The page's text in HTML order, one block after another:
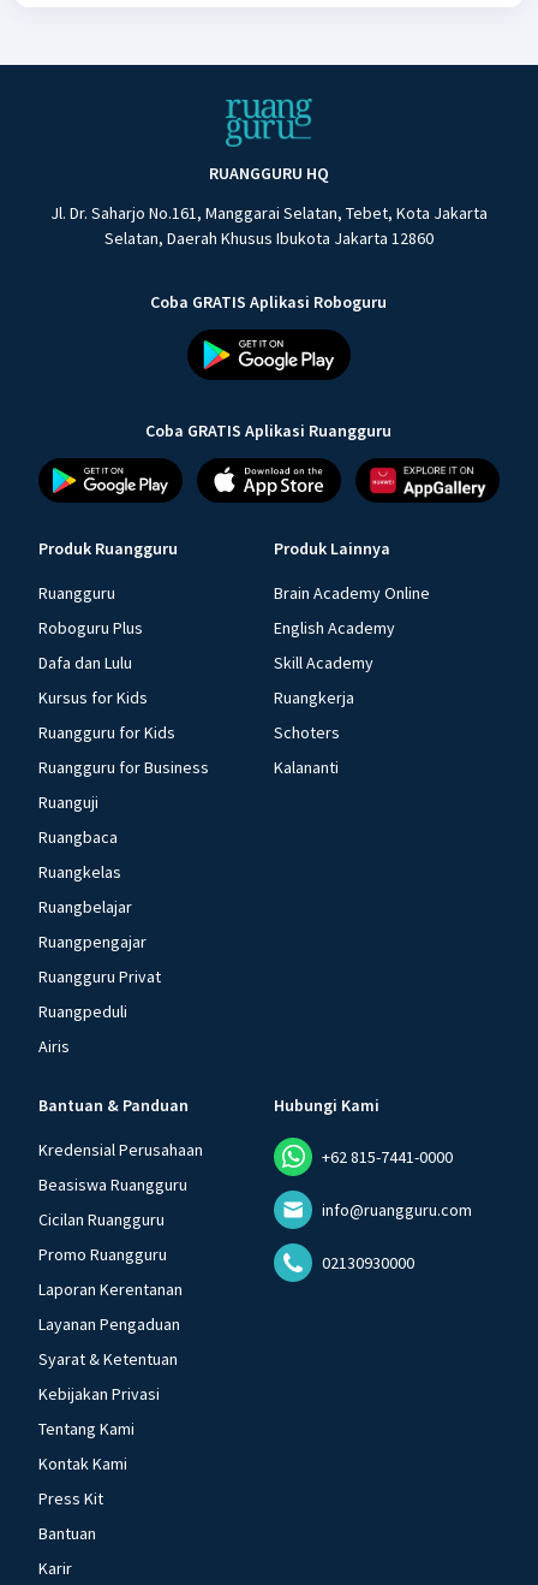
RUANGGURU HQ
Jl. Dr. Saharjo No.161, Manggarai Selatan, Tebet, Kota Jakarta
Selatan, Daerah Khusus Ibukota Jakarta 12860
Coba GRATIS Aplikasi Roboguru
Coba GRATIS Aplikasi Ruangguru
Produk Ruangguru
Ruangguru
Roboguru Plus
Dafa dan Lulu
Kursus for Kids
Ruangguru for Kids
Ruangguru for Business
Ruanguji
Ruangbaca
Ruangkelas
Ruangbelajar
Ruangpengajar
Ruangguru Privat
Ruangpeduli
Airis
Produk Lainnya
Brain Academy Online
English Academy
Skill Academy
Ruangkerja
Schoters
Kalananti
Bantuan & Panduan
Kredensial Perusahaan
Beasiswa Ruangguru
Cicilan Ruangguru
Promo Ruangguru
Laporan Kerentanan
Layanan Pengaduan
Syarat & Ketentuan
Kebijakan Privasi
Tentang Kami
Kontak Kami
Press Kit
Bantuan
Karir
Hubungi Kami
+62 815-7441-0000
info@ruangguru.com
02130930000